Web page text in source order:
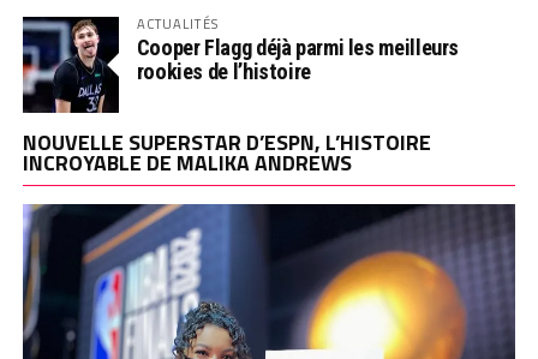
ACTUALITÉS
Cooper Flagg déjà parmi les meilleurs
rookies de l’histoire
NOUVELLE SUPERSTAR D’ESPN, L’HISTOIRE
INCROYABLE DE MALIKA ANDREWS